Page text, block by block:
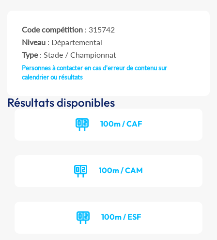
Code compétition : 315742
Niveau : Départemental
Type: Stade / Championnat
Personnes à contacter en cas d'erreur de contenu sur
calendrier ou résultats
Résultats disponibles
100m / CAF
100m / CAM
100m / ESF